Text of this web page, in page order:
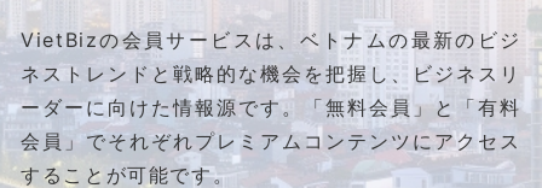
VietBizの会員サービスは、ベトナムの最新のビジ
ネストレンドと戦略的な機会を把握し、ビジネスリ
ーダーに向けた情報源です。
「無料会員」と「有料
会員」でそれぞれプレミアムコンテンツにアクセス
することが可能です。